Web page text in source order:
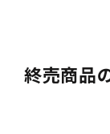
終売商品